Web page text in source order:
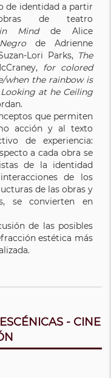
de identidad a partir
de teatro
Mindde Alice
de Adrienne
Lori Parks, The
for colored
when the rainbow is
at he Ceiling
que permiten
acción y al texto
de experiencia:
a cada obra se
de la identidad
de los
de las obras y
se convierten en
de las posibles
estética más
- CINE